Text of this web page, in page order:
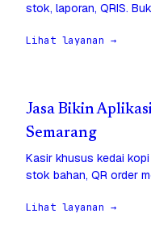
stok, laporan, QRIS.
Lihat layanan →
Jasa Bikin
Semarang
Kasir khusus kedai
stok bahan, QR order
Lihat layanan →